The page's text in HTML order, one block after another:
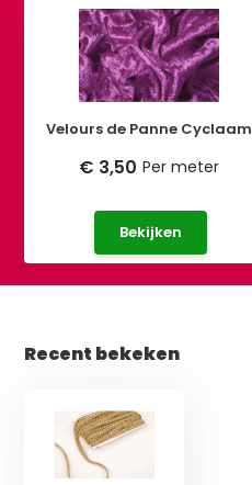
Velours de Panne Cyclaam
€ 3,50 Per meter
Bekijken
Recent bekeken